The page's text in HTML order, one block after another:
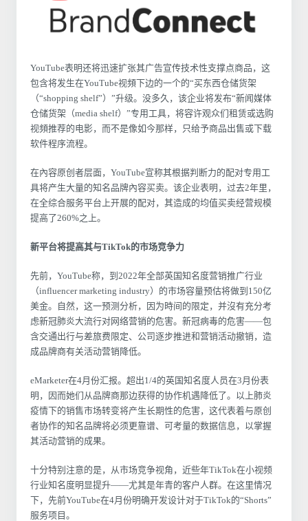
YouTube表明还将迅速扩张其广告宣传技术性支撑点商品， 这
包含将发生在YouTube视頻下边的一个的“买东西仓储货架
（“shopping shelf”）”升级。没多久，该企业将发布“新闻媒体
仓储货架（media shelf）”专用工具，将容许观众们租赁或选购
视頻推荐的电影，而不是像如今那样，只给予商品出售或下载
软件程序流程。
在內容原创者层面，YouTube宣称其根据判断力的配对专用工
具将产生大量的知名品牌內容买卖。该企业表明，过去2年里，
在全综合服务平台上开展的配对，其造成的均值买卖经营规模
提高了260%之上。
新平台将提高其与TikTok的市场竞争力
先前，YouTube称，到2022年全部英国知名度营销推广行业
（influencer marketing industry）的市场容量预估将做到150亿
美金。自然，这一预测分析，因为時间的限定，并沒有充分考
虑新冠肺炎大流行对网络营销的危害。新冠病毒的危害——包
含交通出行与差旅费限定、公司逐步推进和营销活动撤销，造
成品牌商有关活动营销降低。
eMarketer在4月份汇报。超出1/4的英国知名度人员在3月份表
明，因而她们从品牌商那边获得的协作机遇降低了。以上肺炎
疫情下的销售市场转变将产生长期性的危害，这代表着与原创
者协作的知名品牌将必须更靠谱、可考量的数据信息，以掌握
其活动营销的成果。
十分特别注意的是，从市场竞争视角，近些年TikTok在小视频
行业知名度明显提升——尤其是年青的客户人群。在这里情况
下，先前YouTube在4月份明确开发设计对于TikTok的“Shorts”
服务项目。